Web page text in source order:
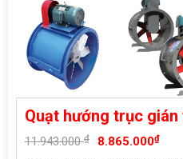
Quạt hướng trục gián
11.943.000₫ 8.865.000₫